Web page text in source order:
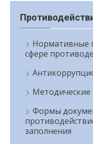
Нормативные
сфере
Формы
заполнения